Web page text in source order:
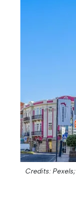
Credits: Pexels;